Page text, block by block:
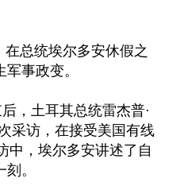
总统埃尔多安休假之
事政变。
，土耳其总统雷杰普·
采访，在接受美国有线
中，埃尔多安讲述了自
。